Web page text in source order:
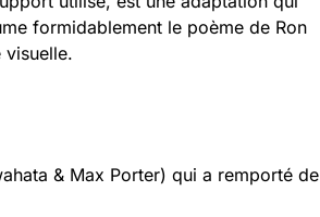
formidablement le poème de Ron
visuelle.
& Max Porter) qui a remporté de